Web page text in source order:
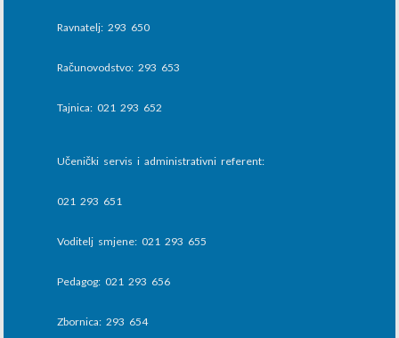
Ravnatelj: 293 650
Računovodstvo: 293 653
Tajnica: 021 293 652
Učenički servis i administrativni referent:
021 293 651
Voditelj smjene: 021 293 655
Pedagog: 021 293 656
Zbornica: 293 654